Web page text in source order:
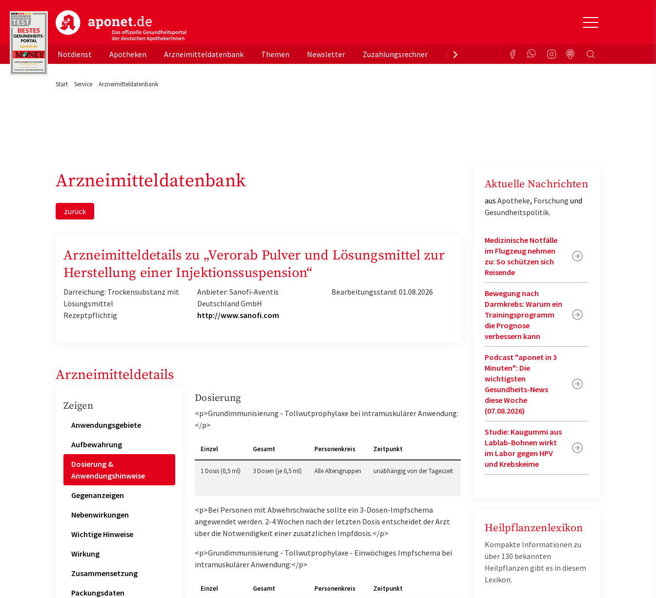
aponet.de - Das offizielle Gesundheitsportal der deutschen ApothekerInnen
Notdienst Apotheken Arzneimitteldatenbank Themen Newsletter Zuzahlungsrechner Zuzahlungsbefreiung KrankenkasseSuchen
Start Service Arzneimitteldatenbank
Arzneimitteldatenbank
zurück
Arzneimitteldetails zu „Verorab Pulver und Lösungsmittel zur
Herstellung einer Injektionssuspension“
Darreichung: Trockensubstanz mit
Lösungsmittel
Rezeptpflichtig
Anbieter: Sanofi-Aventis
Deutschland GmbH
http://www.sanofi.com
Bearbeitungsstand: 01.08.2026
Arzneimitteldetails
Zeigen
Anwendungsgebiete
Aufbewahrung
Dosierung &
Anwendungshinweise
Gegenanzeigen
Nebenwirkungen
Wichtige Hinweise
Wirkung
Zusammensetzung
Packungsdaten
Dosierung
<p>Grundimmunisierung - Tollwutprophylaxe bei intramuskulärer Anwendung:
</p>
Einzel Gesamt Personenkreis Zeitpunkt
1 Dosis (0,5 ml) 3 Dosen (je 0,5 ml) Alle Altersgruppen unabhängig von der Tageszeit
<p>Bei Personen mit Abwehrschwäche sollte ein 3-Dosen-Impfschema
angewendet werden. 2-4 Wochen nach der letzten Dosis entscheidet der Arzt
über die Notwendigkeit einer zusätzlichen Impfdosis.</p>
<p>Grundimmunisierung - Tollwutprophylaxe - Einwöchiges Impfschema bei
intramuskulärer Anwendung:</p>
Einzel Gesamt Personenkreis Zeitpunkt
Aktuelle Nachrichten
aus Apotheke, Forschung und
Gesundheitspolitik.
Medizinische Notfälle
im Flugzeug nehmen
zu: So schützen sich
Reisende
Bewegung nach
Darmkrebs: Warum ein
Trainingsprogramm
die Prognose
verbessern kann
Podcast "aponet in 3
Minuten": Die
wichtigsten
Gesundheits-News
diese Woche
(07.08.2026)
Studie: Kaugummi aus
Lablab-Bohnen wirkt
im Labor gegen HPV
und Krebskeime
Heilpflanzenlexikon
Kompakte Informationen zu
über 130 bekannten
Heilpflanzen gibt es in diesem
Lexikon.